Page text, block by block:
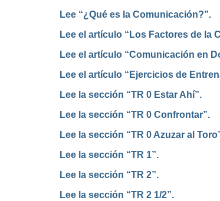
Lee “¿Qué es la Comunicación?”.
Lee el artículo “Los Factores de la
Lee el artículo “Comunicación en
Lee el artículo “Ejercicios de
Lee la sección “TR 0 Estar Ahí”.
Lee la sección “TR 0 Confrontar”.
Lee la sección “TR 0 Azuzar al
Lee la sección “TR 1”.
Lee la sección “TR 2”.
Lee la sección “TR 2 1/2”.